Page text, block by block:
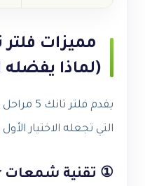
(لماذا يفضله
يقدم
التي تجعله الاختيار
① تقنية شمعات Tank Power المبتكرة